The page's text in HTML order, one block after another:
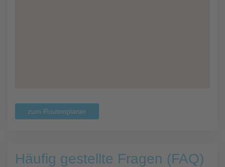
zum Routenplaner
Häufig gestellte Fragen (FAQ)